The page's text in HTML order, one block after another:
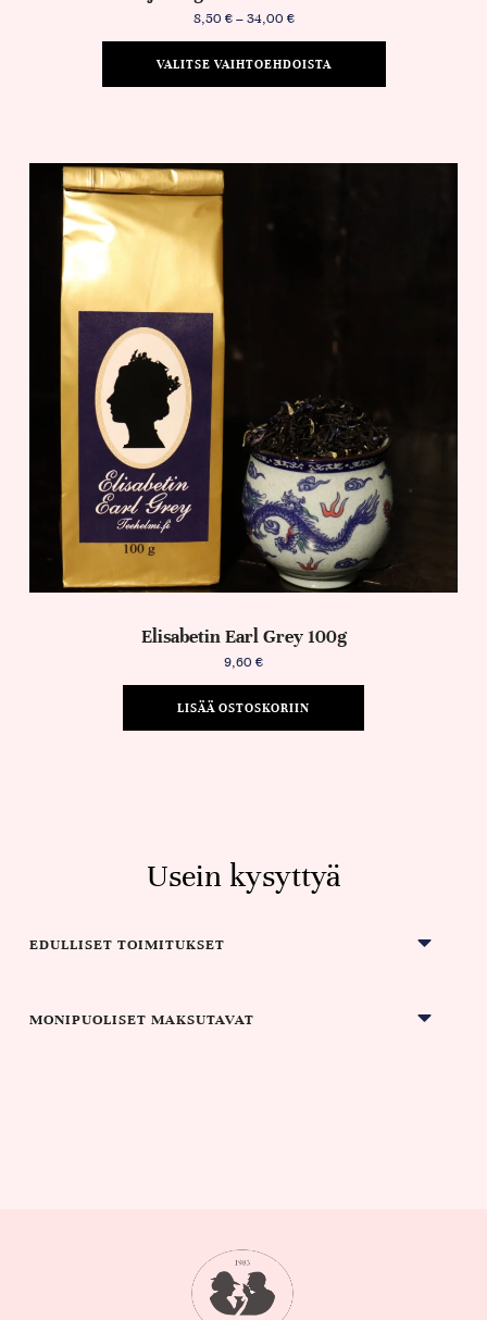
8,50 € – 34,00 €
VALITSE VAIHTOEHDOISTA
Elisabetin Earl Grey 100g
9,60 €
LISÄÄ OSTOSKORIIN
Usein kysyttyä
EDULLISET TOIMITUKSET
MONIPUOLISET MAKSUTAVAT